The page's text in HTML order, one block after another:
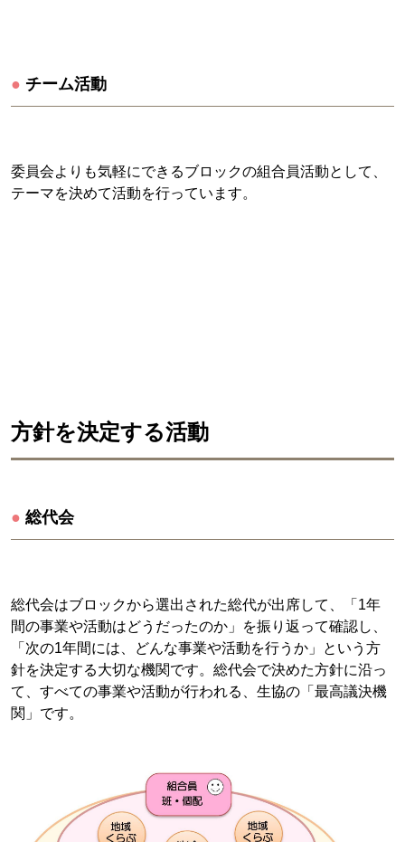
● チーム活動
委員会よりも気軽にできるブロックの組合員活動として、
テーマを決めて活動を行っています。
方針を決定する活動
● 総代会
総代会はブロックから選出された総代が出席して、「1年
間の事業や活動はどうだったのか」を振り返って確認し、
「次の1年間には、どんな事業や活動を行うか」という方
針を決定する大切な機関です。総代会で決めた方針に沿っ
て、すべての事業や活動が行われる、生協の「最高議決機
関」です。